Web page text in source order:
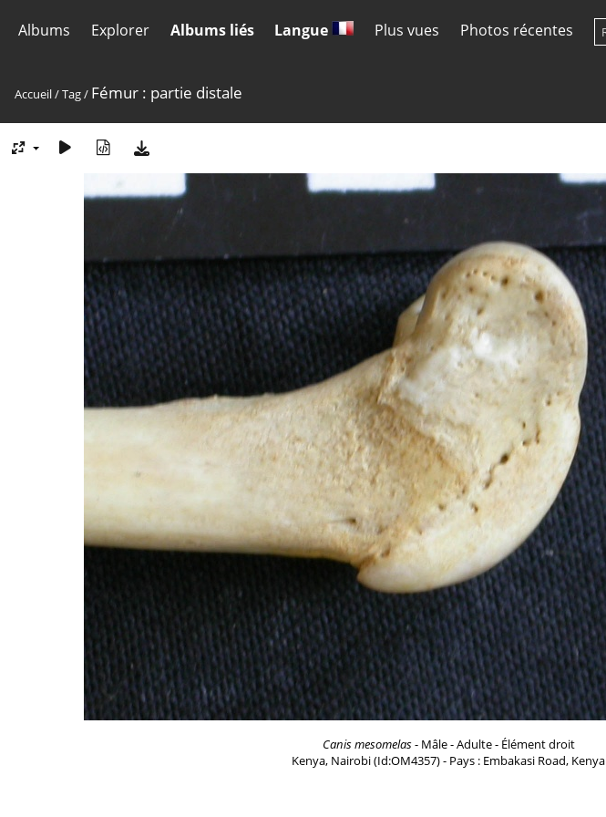
Albums Explorer Albums liés Langue Plus vues Photos récentes
Accueil/Tag/ Fémur : partie distale
Canis mesomelas- Mâle - Adulte - Élément droit
Kenya, Nairobi (Id:OM4357) - Pays : Embakasi Road, Kenya